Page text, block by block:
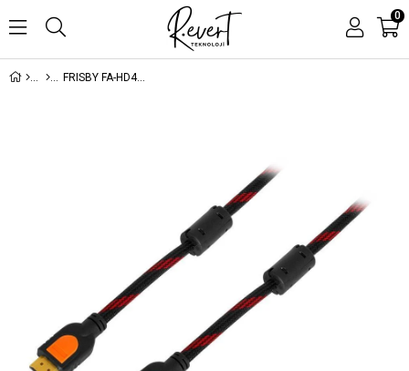
0
FRISBY FA-HD42 5MT HDMI TO HDMI ALTIN UÇLU 3D KABLO